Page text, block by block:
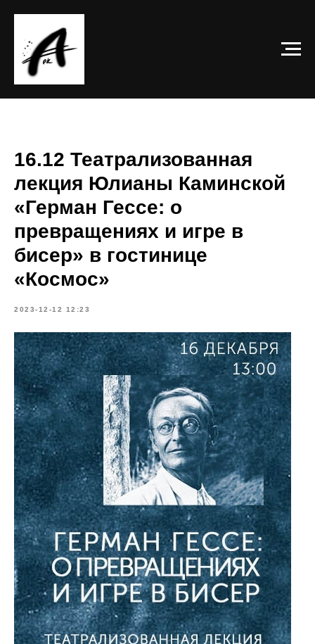
16.12 Театрализованная
лекция Юлианы Каминской
«Герман Гессе: о
превращениях и игре в
бисер» в гостинице
«Космос»
2023-12-12 12:23